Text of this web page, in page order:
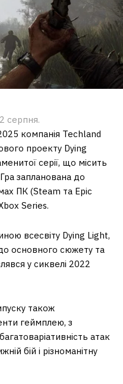
серпня.
компанія Techland
проекту Dying
серії, що місить
запланована до
ПК (Steam та Epic
Series.
всесвіту Dying Light,
основного сюжету та
у сиквелі 2022
також
геймплею, з
атак
бій і різноманітну